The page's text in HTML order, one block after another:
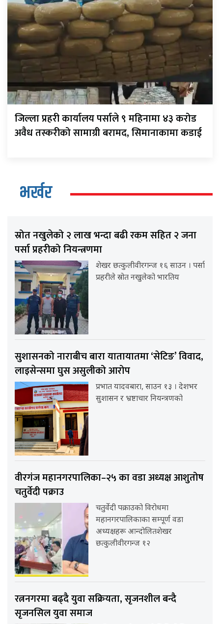
जिल्ला प्रहरी कार्यालय पर्साले ९ महिनामा ४३ करोड
अवैध तस्करीको सामाग्री बरामद, सिमानाकामा कडाई
भर्खर
स्रोत नखुलेको २ लाख भन्दा बढी रकम सहित २ जना
पर्सा प्रहरीको नियन्त्रणमा
शेखर छत्कुलीवीरगन्ज १६ साउन । पर्सा
प्रहरीले स्रोत नखुलेको भारतिय
सुशासनको नाराबीच बारा यातायातमा ‘सेटिङ’ विवाद,
लाइसेन्समा घुस असुलीको आरोप
प्रभात यादवबारा, साउन १३ । देशभर
सुशासन र भ्रष्टाचार नियन्त्रणको
वीरगंज महानगरपालिका–२५ का वडा अध्यक्ष आशुतोष
चतुर्वेदी पक्राउ
चतुर्वेदी पक्राउको विरोधमा
महानगरपालिकाका सम्पूर्ण वडा
अध्यक्षहरू आन्दोलितशेखर
छत्कुलीवीरगन्ज १२
रत्ननगरमा बढ्दै युवा सक्रियता, सृजनशील बन्दै
सृजनसिल युवा समाज